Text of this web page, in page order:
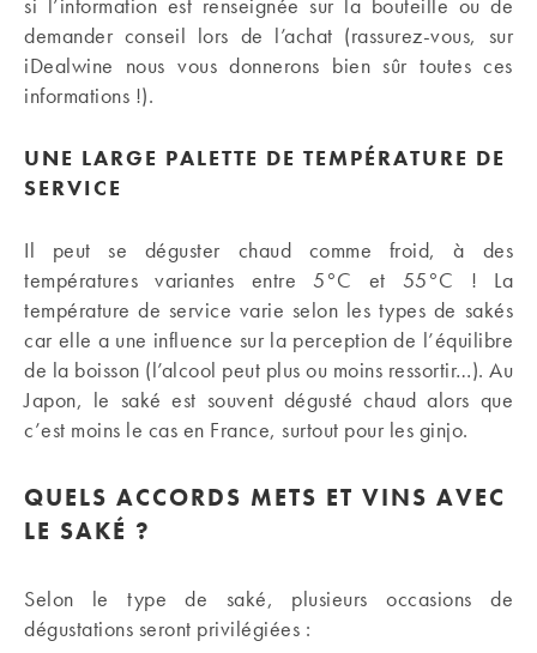
demander conseil lors de l’achat (rassurez-vous, sur
iDealwine nous vous donnerons bien sûr toutes ces
informations !).
UNE LARGE PALETTE DE TEMPÉRATURE DE
SERVICE
Il peut se déguster chaud comme froid, à des
températures variantes entre 5°C et 55°C ! La
température de service varie selon les types de sakés
car elle a une influence sur la perception de l’équilibre
de la boisson (l’alcool peut plus ou moins ressortir…). Au
Japon, le saké est souvent dégusté chaud alors que
c’est moins le cas en France, surtout pour les ginjo.
QUELS ACCORDS METS ET VINS AVEC
LE SAKÉ ?
Selon le type de saké, plusieurs occasions de
dégustations seront privilégiées :